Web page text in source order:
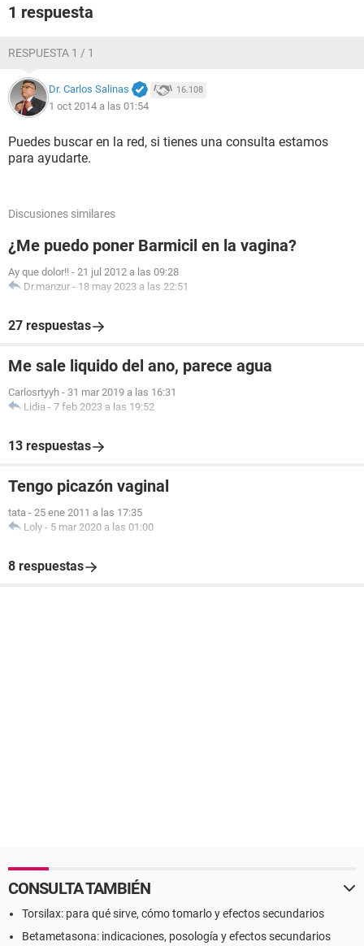
1 respuesta
RESPUESTA 1 / 1
Dr. Carlos Salinas 16.108
1 oct 2014 a las 01:54
Puedes buscar en la red, si tienes una consulta estamos
para ayudarte.
Discusiones similares
¿Me puedo poner Barmicil en la vagina?
Ay que dolor!! - 21 jul 2012 a las 09:28
Dr.manzur - 18 may 2023 a las 22:51
27 respuestas
Me sale liquido del ano, parece agua
Carlosrtyyh - 31 mar 2019 a las 16:31
Lidia - 7 feb 2023 a las 19:52
13 respuestas
Tengo picazón vaginal
tata - 25 ene 2011 a las 17:35
Loly - 5 mar 2020 a las 01:00
8 respuestas
CONSULTA TAMBIÉN
Torsilax: para qué sirve, cómo tomarlo y efectos secundarios
Betametasona: indicaciones, posología y efectos secundarios